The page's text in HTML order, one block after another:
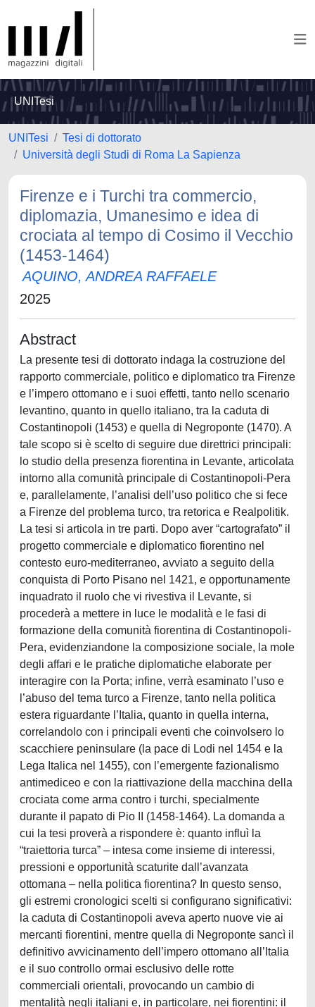
UNITesi
UNITesi
Tesi di dottorato
Università degli Studi di Roma La Sapienza
Firenze e i Turchi tra commercio,
diplomazia, Umanesimo e idea di
crociata al tempo di Cosimo il Vecchio
(1453-1464)
AQUINO, ANDREA RAFFAELE
2025
Abstract
La presente tesi di dottorato indaga la costruzione del
rapporto commerciale, politico e diplomatico tra Firenze
e l’impero ottomano e i suoi effetti, tanto nello scenario
levantino, quanto in quello italiano, tra la caduta di
Costantinopoli (1453) e quella di Negroponte (1470). A
tale scopo si è scelto di seguire due direttrici principali:
lo studio della presenza fiorentina in Levante, articolata
intorno alla comunità principale di Costantinopoli-Pera
e, parallelamente, l’analisi dell’uso politico che si fece
a Firenze del problema turco, tra retorica e Realpolitik.
La tesi si articola in tre parti. Dopo aver “cartografato” il
progetto commerciale e diplomatico fiorentino nel
contesto euro-mediterraneo, avviato a seguito della
conquista di Porto Pisano nel 1421, e opportunamente
inquadrato il ruolo che vi rivestiva il Levante, si
procederà a mettere in luce le modalità e le fasi di
formazione della comunità fiorentina di Costantinopoli-
Pera, evidenziandone la composizione sociale, la mole
degli affari e le pratiche diplomatiche elaborate per
interagire con la Porta; infine, verrà esaminato l’uso e
l’abuso del tema turco a Firenze, tanto nella politica
estera riguardante l’Italia, quanto in quella interna,
correlandolo con i principali eventi che coinvolsero lo
scacchiere peninsulare (la pace di Lodi nel 1454 e la
Lega Italica nel 1455), con l’emergente fazionalismo
antimediceo e con la riattivazione della macchina della
crociata come arma contro i turchi, specialmente
durante il papato di Pio II (1458-1464). La domanda a
cui la tesi proverà a rispondere è: quanto influì la
“traiettoria turca” – intesa come insieme di interessi,
pressioni e opportunità scaturite dall’avanzata
ottomana – nella politica fiorentina? In questo senso,
gli estremi cronologici scelti si configurano significativi:
la caduta di Costantinopoli aveva aperto nuove vie ai
mercanti fiorentini, mentre quella di Negroponte sancì il
definitivo avvicinamento dell’impero ottomano all’Italia
e il suo controllo ormai esclusivo delle rotte
commerciali orientali, provocando un cambio di
mentalità negli italiani e, in particolare, nei fiorentini: il